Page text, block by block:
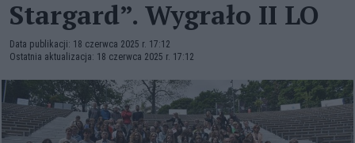
Stargard”. Wygrało II LO
Data publikacji: 18 czerwca 2025 r. 17:12
Ostatnia aktualizacja: 18 czerwca 2025 r. 17:12